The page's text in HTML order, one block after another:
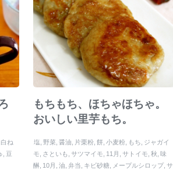
白ね
豆
もちもち、ほちゃほちゃ。
おいしい里芋もち。
塩 野菜 醤油 片栗粉 餅 小麦粉 もち ジャガイ
モ さといも サツマイモ 11月 サトイモ 秋 味
醂 10月 油 弁当 キビ砂糖 メープルシロップ サ